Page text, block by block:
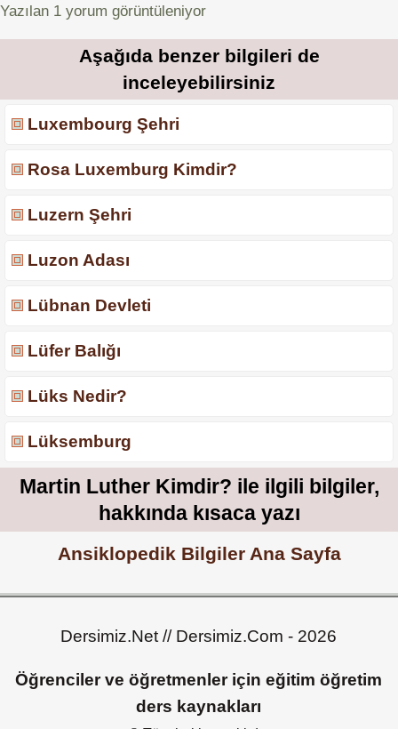
Yazılan 1 yorum görüntüleniyor
Aşağıda benzer bilgileri de
inceleyebilirsiniz
Luxembourg Şehri
Rosa Luxemburg Kimdir?
Luzern Şehri
Luzon Adası
Lübnan Devleti
Lüfer Balığı
Lüks Nedir?
Lüksemburg
Martin Luther Kimdir? ile ilgili bilgiler,
hakkında kısaca yazı
Ansiklopedik Bilgiler Ana Sayfa
Dersimiz.Net // Dersimiz.Com - 2026
Öğrenciler ve öğretmenler için eğitim öğretim
ders kaynakları